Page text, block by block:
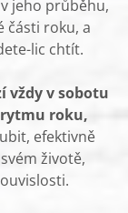
jeho průběhu,
části roku, a
lic chtít.
vždy v sobotu
rytmu roku,
efektivně
životě,